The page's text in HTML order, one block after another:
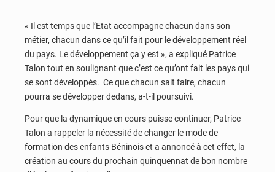
« Il est temps que l’Etat accompagne chacun dans son
métier, chacun dans ce qu’il fait pour le développement réel
du pays. Le développement ça y est », a expliqué Patrice
Talon tout en soulignant que c’est ce qu’ont fait les pays qui
se sont développés. Ce que chacun sait faire, chacun
pourra se développer dedans, a-t-il poursuivi.
Pour que la dynamique en cours puisse continuer, Patrice
Talon a rappeler la nécessité de changer le mode de
formation des enfants Béninois et a annoncé à cet effet, la
création au cours du prochain quinquennat de bon nombre